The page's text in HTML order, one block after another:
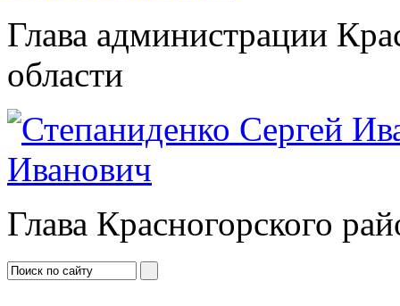
Глава администрации
области
Иванович
Глава Красногорского